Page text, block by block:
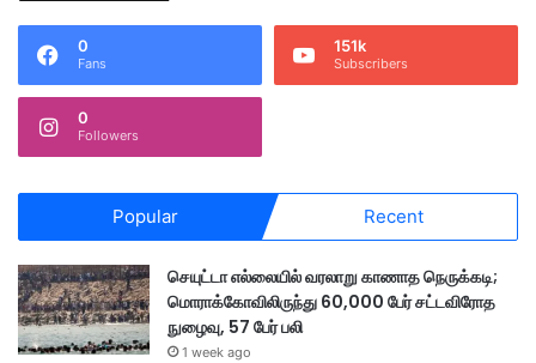
0
Fans
151k
Subscribers
0
Followers
Popular Recent
செயுட்டா எல்லையில் வரலாறு காணாத நெருக்கடி;
மொராக்கோவிலிருந்து 60,000 பேர் சட்டவிரோத
நுழைவு, 57 பேர் பலி
1 week ago